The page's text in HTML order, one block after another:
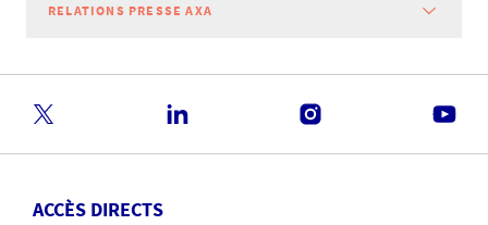
RELATIONS PRESSE AXA
ACCÈS DIRECTS